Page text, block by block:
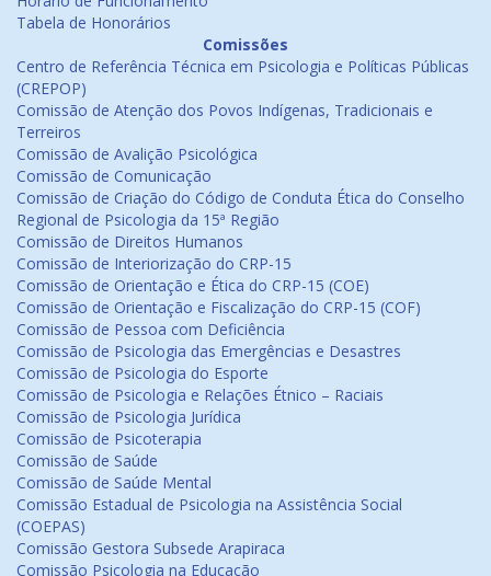
Tabela de Honorários
Comissões
Centro de Referência Técnica em Psicologia e Políticas Públicas
(CREPOP)
Comissão de Atenção dos Povos Indígenas, Tradicionais e
Terreiros
Comissão de Avalição Psicológica
Comissão de Comunicação
Comissão de Criação do Código de Conduta Ética do Conselho
Regional de Psicologia da 15ª Região
Comissão de Direitos Humanos
Comissão de Interiorização do CRP-15
Comissão de Orientação e Ética do CRP-15 (COE)
Comissão de Orientação e Fiscalização do CRP-15 (COF)
Comissão de Pessoa com Deficiência
Comissão de Psicologia das Emergências e Desastres
Comissão de Psicologia do Esporte
Comissão de Psicologia e Relações Étnico – Raciais
Comissão de Psicologia Jurídica
Comissão de Psicoterapia
Comissão de Saúde
Comissão de Saúde Mental
Comissão Estadual de Psicologia na Assistência Social
(COEPAS)
Comissão Gestora Subsede Arapiraca
Comissão Psicologia na Educação